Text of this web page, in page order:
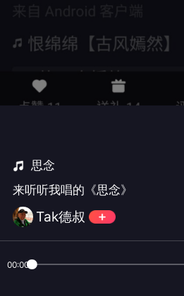
思念
来听听我唱的《思念》
Tak德叔
00:00